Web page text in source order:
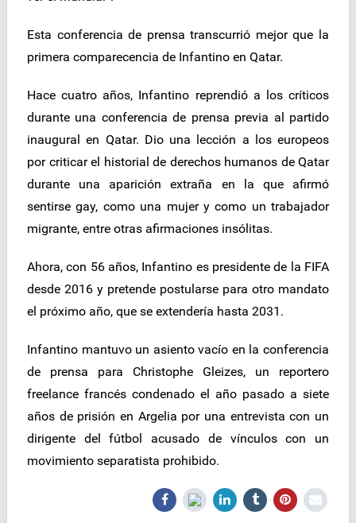
Esta conferencia de prensa transcurrió mejor que la
primera comparecencia de Infantino en Qatar.
Hace cuatro años, Infantino reprendió a los críticos
durante una conferencia de prensa previa al partido
inaugural en Qatar. Dio una lección a los europeos
por criticar el historial de derechos humanos de Qatar
durante una aparición extraña en la que afirmó
sentirse gay, como una mujer y como un trabajador
migrante, entre otras afirmaciones insólitas.
Ahora, con 56 años, Infantino es presidente de la FIFA
desde 2016 y pretende postularse para otro mandato
el próximo año, que se extendería hasta 2031.
Infantino mantuvo un asiento vacío en la conferencia
de prensa para Christophe Gleizes, un reportero
freelance francés condenado el año pasado a siete
años de prisión en Argelia por una entrevista con un
dirigente del fútbol acusado de vínculos con un
movimiento separatista prohibido.